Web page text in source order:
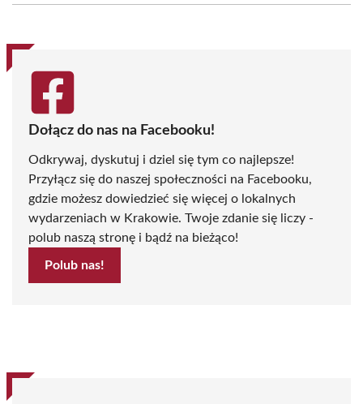
(Twitter)
Dołącz do nas na Facebooku!
Odkrywaj, dyskutuj i dziel się tym co najlepsze!
Przyłącz się do naszej społeczności na Facebooku,
gdzie możesz dowiedzieć się więcej o lokalnych
wydarzeniach w Krakowie. Twoje zdanie się liczy -
polub naszą stronę i bądź na bieżąco!
Polub nas!